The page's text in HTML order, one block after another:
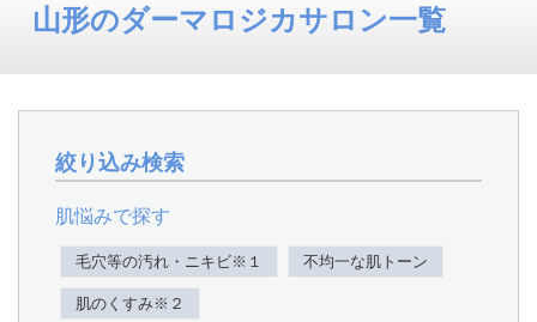
山形のダーマロジカサロン一覧
絞り込み検索
肌悩みで探す
毛穴等の汚れ・ニキビ※１ 不均一な肌トーン
肌のくすみ※２